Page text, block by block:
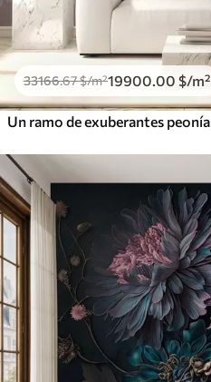
33166.67$/m²19900.00 $/m²